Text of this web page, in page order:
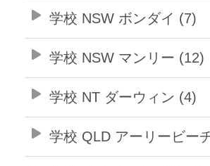
学校 NSW ボンダイ (7)
学校 NSW マンリー (12)
学校 NT ダーウィン (4)
学校 QLD アーリービー